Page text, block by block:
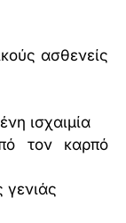
ασθενείς
ισχαιμία
τον καρπό